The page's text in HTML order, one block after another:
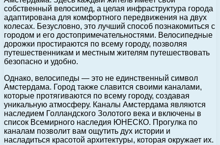
собственный велосипед, а целая инфраструктура города
адаптирована для комфортного передвижения на двух
колесах. Безусловно, это лучший способ познакомиться с
городом и его достопримечательностями. Велосипедные
дорожки простираются по всему городу, позволяя
путешественникам и местным жителям путешествовать
безопасно и удобно.
Однако, велосипеды — это не единственный символ
Амстердама. Город также славится своими каналами,
которые протягиваются по всему городу, создавая
уникальную атмосферу. Каналы Амстердама являются
наследием Голландского Золотого века и включены в
список Всемирного наследия ЮНЕСКО. Прогулка по
каналам позволит вам ощутить дух истории и
насладиться красотой архитектуры, которая окружает их.